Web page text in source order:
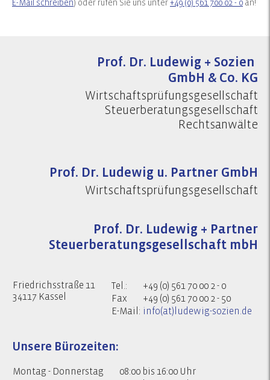
E-Mail schreiben) oder rufen Sie uns unter+49 (0) 561 700 02 - 0 an!
Prof. Dr. Ludewig + Sozien
GmbH & Co. KG
Wirtschaftsprüfungsgesellschaft
Steuerberatungsgesellschaft
Rechtsanwälte
Prof. Dr. Ludewig u. Partner GmbH
Wirtschaftsprüfungsgesellschaft
Prof. Dr. Ludewig + Partner
Steuerberatungsgesellschaft mbH
Friedrichsstraße 11
34117 Kassel
Tel.:
+49 (0) 561 70 00 2 - 0
Fax
+49 (0) 561 70 00 2 - 50
E-Mail: info(at)ludewig-sozien.de
Unsere Bürozeiten:
Montag - Donnerstag
08:00 bis 16:00 Uhr